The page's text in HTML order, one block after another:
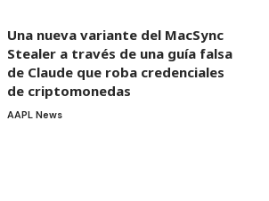
Una nueva variante del MacSync
Stealer a través de una guía falsa
de Claude que roba credenciales
de criptomonedas
AAPL News